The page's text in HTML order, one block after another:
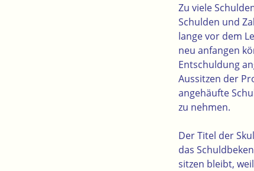
Zu viele
Schulden und
lange vor dem
neu anfangen
Entschuldung
Aussitzen der
angehäufte
zu nehmen.
Der Titel der
das
sitzen bleibt,